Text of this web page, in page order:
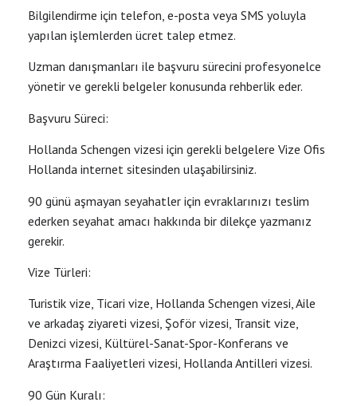
Bilgilendirme için telefon, e-posta veya SMS yoluyla
yapılan işlemlerden ücret talep etmez.
Uzman danışmanları ile başvuru sürecini profesyonelce
yönetir ve gerekli belgeler konusunda rehberlik eder.
Başvuru Süreci:
Hollanda Schengen vizesi için gerekli belgelere Vize Ofis
Hollanda internet sitesinden ulaşabilirsiniz.
90 günü aşmayan seyahatler için evraklarınızı teslim
ederken seyahat amacı hakkında bir dilekçe yazmanız
gerekir.
Vize Türleri:
Turistik vize, Ticari vize, Hollanda Schengen vizesi, Aile
ve arkadaş ziyareti vizesi, Şoför vizesi, Transit vize,
Denizci vizesi, Kültürel-Sanat-Spor-Konferans ve
Araştırma Faaliyetleri vizesi, Hollanda Antilleri vizesi.
90 Gün Kuralı: